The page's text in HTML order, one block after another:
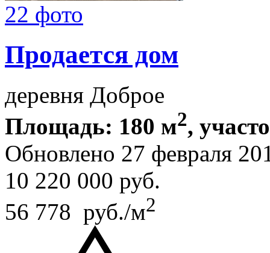
22 фото
Продается дом
деревня Доброе
Площадь: 180 м2,
Обновлено 27 февраля
10 220 000 руб.
56 778 руб./м2